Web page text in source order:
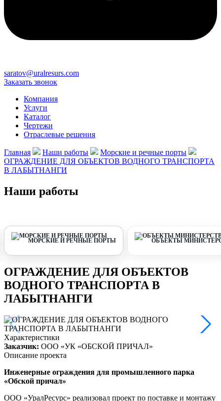
saratov@uralresurs.com
Заказать звонок
Компания
Услуги
Каталог
Чертежи
Отраслевые решения
Главная Наши работы
Морские и речные порты
ОГРАЖДЕНИЕ ДЛЯ ОБЪЕКТОВ ВОДНОГО ТРАНСПОРТА
В ЛАБЫТНАНГИ
Наши работы
МОРСКИЕ И РЕЧНЫЕ ПОРТЫ ОБЪЕКТЫ
ОГРАЖДЕНИЕ ДЛЯ ОБЪЕКТОВ
ВОДНОГО ТРАНСПОРТА В
ЛАБЫТНАНГИ
Характеристики
Заказчик: ООО «УК «ОБСКОЙ ПРИЧАЛ»
Описание проекта
Инженерные ограждения для промышленного парка
«Обской причал»
ООО «УралРесурс» реализовал проект по поставке и монтажу